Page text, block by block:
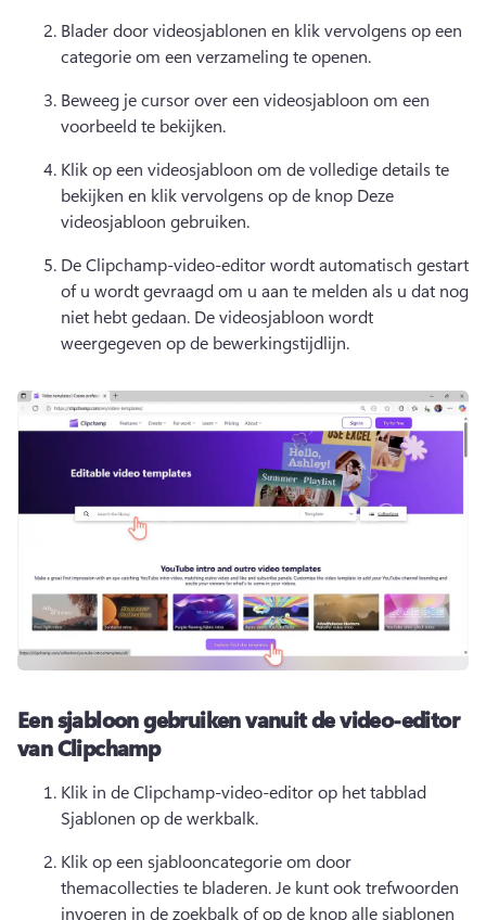
Blader door videosjablonen en klik vervolgens op een
categorie om een verzameling te openen.
Beweeg je cursor over een videosjabloon om een
voorbeeld te bekijken.
Klik op een videosjabloon om de volledige details te
bekijken en klik vervolgens op de knop Deze
videosjabloon gebruiken.
De Clipchamp-video-editor wordt automatisch gestart
of u wordt gevraagd om u aan te melden als u dat nog
niet hebt gedaan. De videosjabloon wordt
weergegeven op de bewerkingstijdlijn.
Een sjabloon gebruiken vanuit de video-editor
van Clipchamp
Klik in de Clipchamp-video-editor op het tabblad
Sjablonen op de werkbalk.
Klik op een sjablooncategorie om door
themacollecties te bladeren. Je kunt ook trefwoorden
invoeren in de zoekbalk of op de knop alle sjablonen